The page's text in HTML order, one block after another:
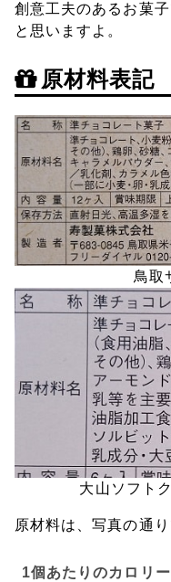
創意工夫のあるお菓
と思いますよ。
原材料表記
鳥取
大山ソフト
原材料は、写真の通り
1個あたりのカロリー